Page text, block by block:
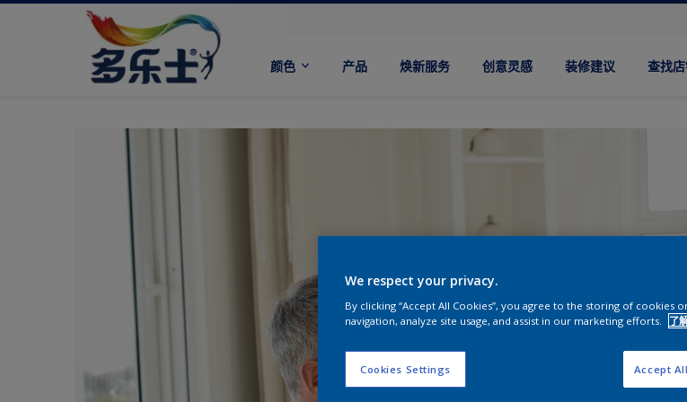
颜色 产品 焕新服务 创意灵感 装修建议 查找
We respect your privacy.
By clicking “Accept All Cookies”, you agree to the storing of cookies
navigation, analyze site usage, and assist in our marketing efforts.
了
Cookies Settings Accept